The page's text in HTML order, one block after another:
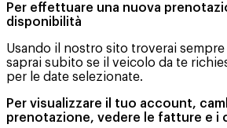
Per effettuare una nuova
disponibilità
Usando il nostro sito troverai
saprai subito se il veicolo da te
per le date selezionate.
Per visualizzare il tuo account,
prenotazione, vedere le fatture e i